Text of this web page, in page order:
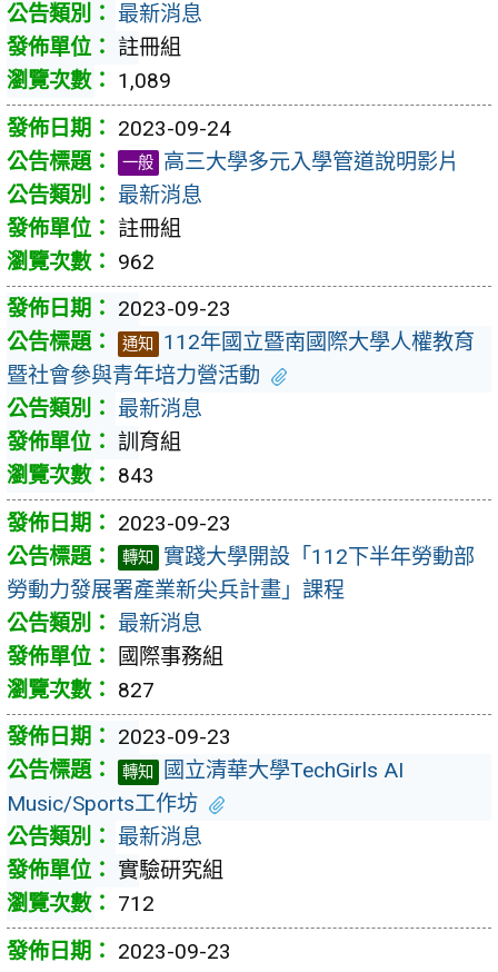
最新消息
註冊組
1,089
2023-09-24
一般 高三大學多元入學管道說明影片
最新消息
註冊組
962
2023-09-23
通知
112年國立暨南國際大學人權教育
暨社會參與青年培力營活動
最新消息
訓育組
843
2023-09-23
轉知
實踐大學開設「112下半年勞動部
勞動力發展署產業新尖兵計畫」課程
最新消息
國際事務組
827
2023-09-23
轉知
國立清華大學TechGirls AI
Music/Sports工作坊
最新消息
實驗研究組
712
2023-09-23